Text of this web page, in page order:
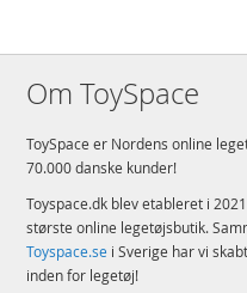
Om ToySpace
ToySpace er Nordens online
70.000 danske kunder!
Toyspace.dk blev etableret i
største online legetøjsbutik.
Toyspace.se i Sverige har vi
inden for legetøj!